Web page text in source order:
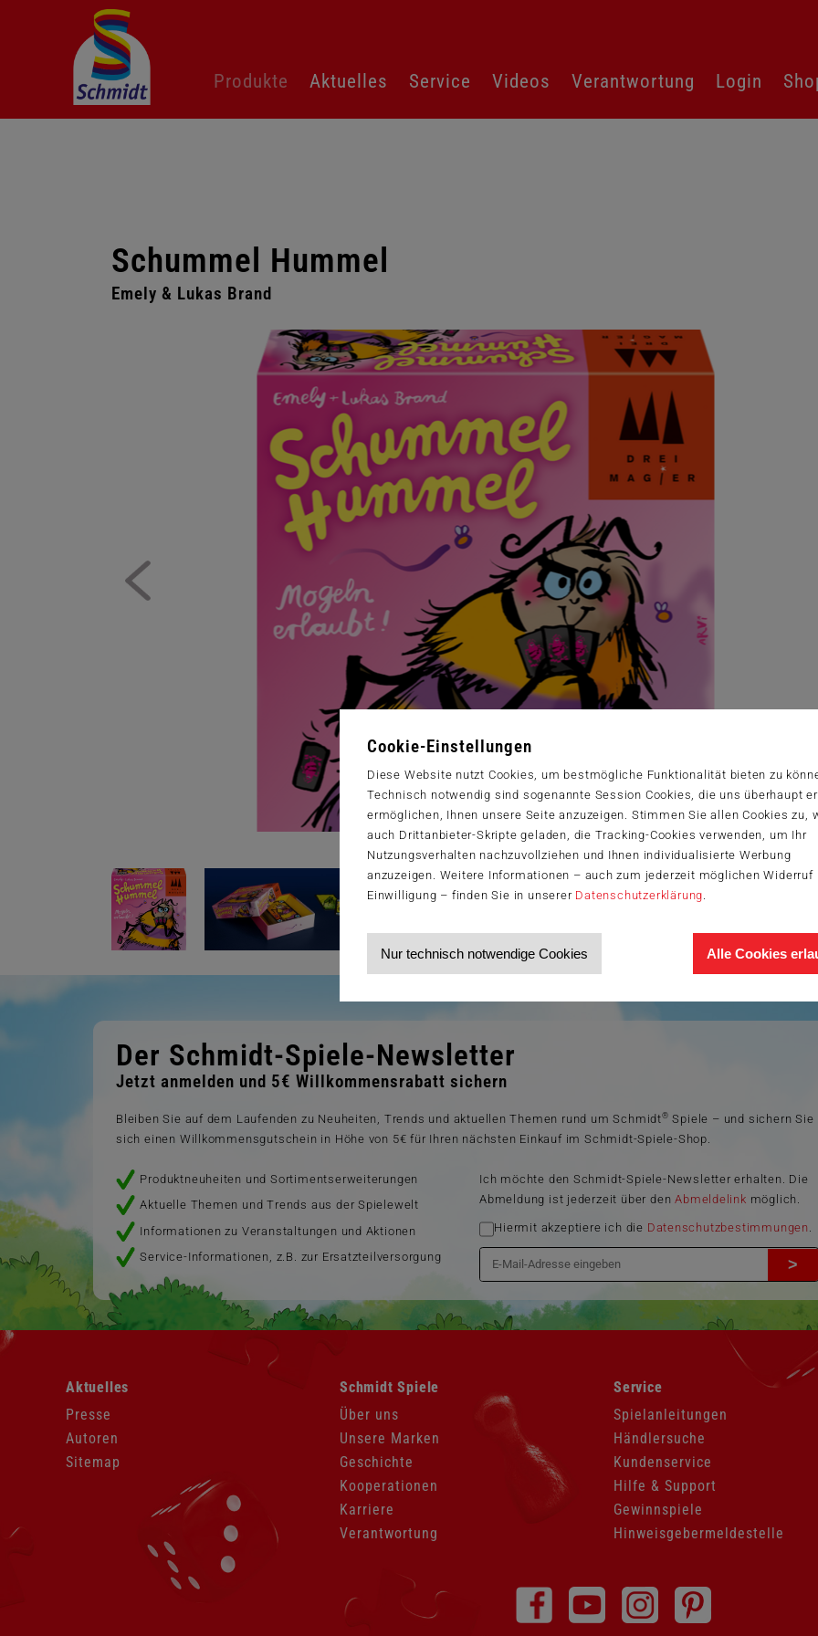
Cookie-Einstellungen
Diese Website nutzt Cookies, um bestmögliche Funktionalität bieten zu
Technisch notwendig sind sogenannte Session Cookies, die uns überhaupt
ermöglichen, Ihnen unsere Seite anzuzeigen. Stimmen Sie allen Cookies zu,
auch Drittanbieter-Skripte geladen, die Tracking-Cookies verwenden, um Ihr
Nutzungsverhalten nachzuvollziehen und Ihnen individualisierte Werbung
anzuzeigen. Weitere Informationen – auch zum jederzeit möglichen Widerruf
Einwilligung – finden Sie in unserer Datenschutzerklärung
Nur technisch notwendige Cookies Alle Cookies
überspringen
Produkte Aktuelles Service Videos Verantwortung Login
Schummel Hummel
Emely & Lukas Brand
Der Schmidt-Spiele-Newsletter
Jetzt anmelden und 5€ Willkommensrabatt sichern
Bleiben Sie auf dem Laufenden zu Neuheiten, Trends und aktuellen Themen rund um Schmidt® Spiele – und sichern Sie
sich einen Willkommensgutschein in Höhe von 5€ für Ihren nächsten Einkauf im Schmidt-Spiele-Shop.
Produktneuheiten und Sortimentserweiterungen
Aktuelle Themen und Trends aus der Spielewelt
Informationen zu Veranstaltungen und Aktionen
Service-Informationen, z.B. zur Ersatzteilversorgung
Ich möchte den Schmidt-Spiele-Newsletter erhalten. Die
Abmeldung ist jederzeit über denAbmeldelink möglich.
Hiermit akzeptiere ich die Datenschutzbestimmungen .
>
überspringen
Aktuelles
Presse
Autoren
Sitemap
Navigation
überspringen
Schmidt Spiele
Über uns
Unsere Marken
Geschichte
Kooperationen
Karriere
Verantwortung
Navigation
überspringen
Service
Spielanleitungen
Händlersuche
Kundenservice
Hilfe & Support
Gewinnspiele
Hinweisgebermeldestelle